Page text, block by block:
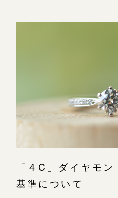
「４C」ダイヤモ
基準について